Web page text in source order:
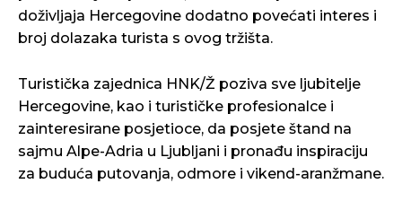
doživljaja Hercegovine dodatno povećati interes i
broj dolazaka turista s ovog tržišta.
Turistička zajednica HNK/Ž poziva sve ljubitelje
Hercegovine, kao i turističke profesionalce i
zainteresirane posjetioce, da posjete štand na
sajmu Alpe-Adria u Ljubljani i pronađu inspiraciju
za buduća putovanja, odmore i vikend-aranžmane.